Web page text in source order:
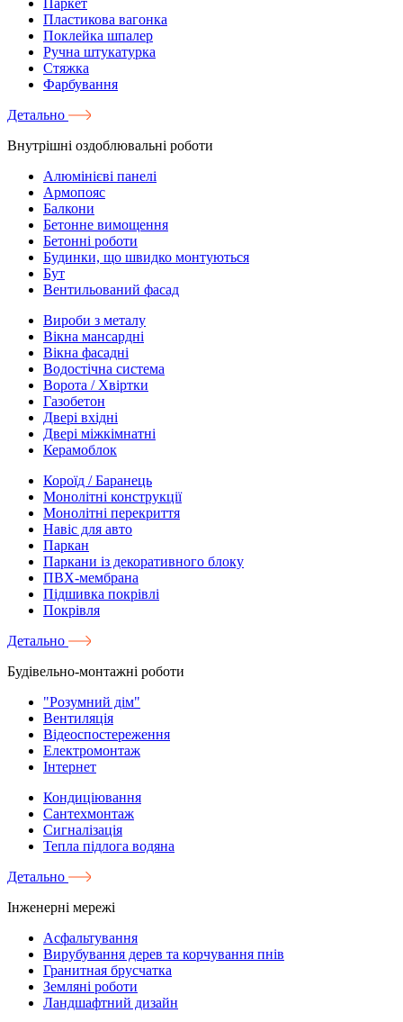
Паркет
Пластикова вагонка
Поклейка шпалер
Ручна штукатурка
Стяжка
Фарбування
Детально
Внутрішні оздоблювальні роботи
Алюмінієві панелі
Армопояс
Балкони
Бетонне вимощення
Бетонні роботи
Будинки, що швидко монтуються
Бут
Вентильований фасад
Вироби з металу
Вікна мансардні
Вікна фасадні
Водостічна система
Ворота / Хвіртки
Газобетон
Двері вхідні
Двері міжкімнатні
Керамоблок
Короїд / Баранець
Монолітні конструкції
Монолітні перекриття
Навіс для авто
Паркан
Паркани із декоративного блоку
ПВХ-мембрана
Підшивка покрівлі
Покрівля
Детально
Будівельно-монтажні роботи
"Розумний дім"
Вентиляція
Відеоспостереження
Електромонтаж
Інтернет
Кондиціювання
Сантехмонтаж
Сигналізація
Тепла підлога водяна
Детально
Інженерні мережі
Асфальтування
Вирубування дерев та корчування пнів
Гранитная брусчатка
Земляні роботи
Ландшафтний дизайн